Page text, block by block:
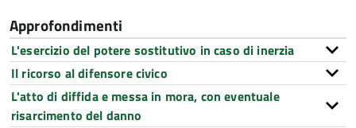
Approfondimenti
L'esercizio del potere sostitutivo in caso di inerzia
Il ricorso al difensore civico
L'atto di diffida e messa in mora, con eventuale
risarcimento del danno